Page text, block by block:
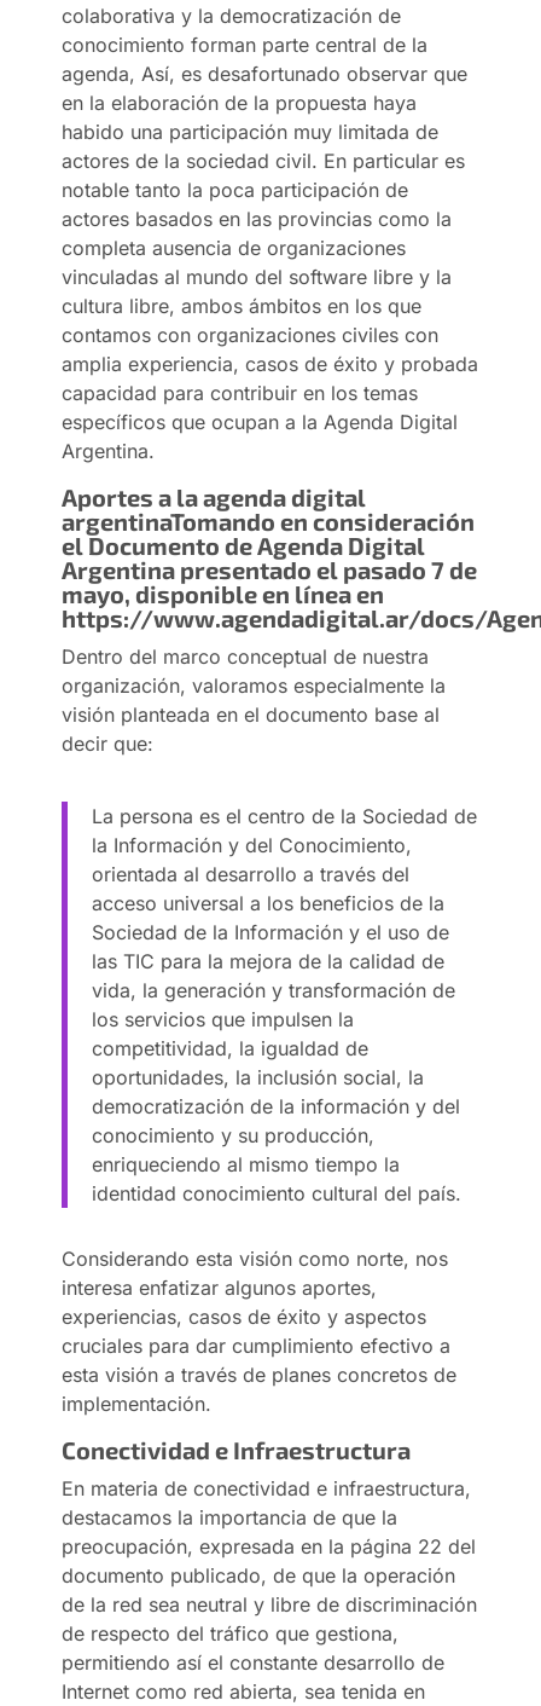
colaborativa y la democratización de
conocimiento forman parte central de la
agenda, Así, es desafortunado observar que
en la elaboración de la propuesta haya
habido una participación muy limitada de
actores de la sociedad civil. En particular es
notable tanto la poca participación de
actores basados en las provincias como la
completa ausencia de organizaciones
vinculadas al mundo del software libre y la
cultura libre, ambos ámbitos en los que
contamos con organizaciones civiles con
amplia experiencia, casos de éxito y probada
capacidad para contribuir en los temas
específicos que ocupan a la Agenda Digital
Argentina.
Aportes a la agenda digital
argentinaTomando en consideración
el Documento de Agenda Digital
Argentina presentado el pasado 7 de
mayo, disponible en línea en
https://www.agendadigital.ar/docs/
Dentro del marco conceptual de nuestra
organización, valoramos especialmente la
visión planteada en el documento base al
decir que:
La persona es el centro de la Sociedad de
la Información y del Conocimiento,
orientada al desarrollo a través del
acceso universal a los beneficios de la
Sociedad de la Información y el uso de
las TIC para la mejora de la calidad de
vida, la generación y transformación de
los servicios que impulsen la
competitividad, la igualdad de
oportunidades, la inclusión social, la
democratización de la información y del
conocimiento y su producción,
enriqueciendo al mismo tiempo la
identidad conocimiento cultural del país.
Considerando esta visión como norte, nos
interesa enfatizar algunos aportes,
experiencias, casos de éxito y aspectos
cruciales para dar cumplimiento efectivo a
esta visión a través de planes concretos de
implementación.
Conectividad e Infraestructura
En materia de conectividad e infraestructura,
destacamos la importancia de que la
preocupación, expresada en la página 22 del
documento publicado, de que la operación
de la red sea neutral y libre de discriminación
de respecto del tráfico que gestiona,
permitiendo así el constante desarrollo de
Internet como red abierta, sea tenida en